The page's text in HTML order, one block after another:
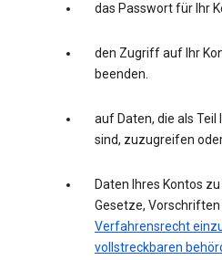
das Passwort für Ihr
den Zugriff auf Ihr
beenden.
auf Daten, die als
sind, zuzugreifen
Daten Ihres Kontos
Gesetze,
Verfahrensrecht
vollstreckbaren